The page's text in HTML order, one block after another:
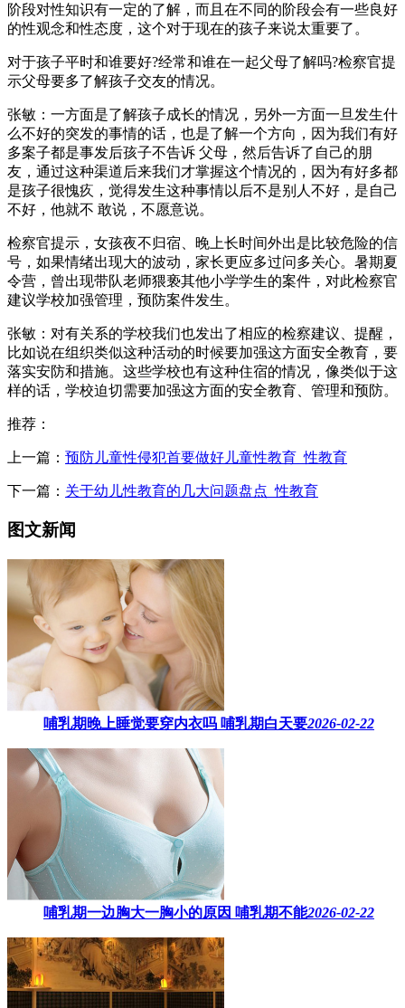
阶段对性知识有一定的了解，而且在不同的阶段会有一些良好
的性观念和性态度，这个对于现在的孩子来说太重要了。
对于孩子平时和谁要好?经常和谁在一起父母了解吗?检察官提
示父母要多了解孩子交友的情况。
张敏：一方面是了解孩子成长的情况，另外一方面一旦发生什
么不好的突发的事情的话，也是了解一个方向，因为我们有好
多案子都是事发后孩子不告诉 父母，然后告诉了自己的朋
友，通过这种渠道后来我们才掌握这个情况的，因为有好多都
是孩子很愧疚，觉得发生这种事情以后不是别人不好，是自己
不好，他就不 敢说，不愿意说。
检察官提示，女孩夜不归宿、晚上长时间外出是比较危险的信
号，如果情绪出现大的波动，家长更应多过问多关心。暑期夏
令营，曾出现带队老师猥亵其他小学学生的案件，对此检察官
建议学校加强管理，预防案件发生。
张敏：对有关系的学校我们也发出了相应的检察建议、提醒，
比如说在组织类似这种活动的时候要加强这方面安全教育，要
落实安防和措施。这些学校也有这种住宿的情况，像类似于这
样的话，学校迫切需要加强这方面的安全教育、管理和预防。
推荐：
上一篇： 预防儿童性侵犯首要做好儿童性教育_性教育
下一篇： 关于幼儿性教育的几大问题盘点_性教育
图文新闻
哺乳期晚上睡觉要穿内衣吗​ 哺乳期白天要2026-02-22
哺乳期一边胸大一胸小的原因​ 哺乳期不能2026-02-22